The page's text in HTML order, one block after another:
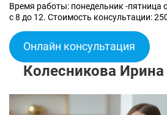
Время работы: понедельник -пятница
с 8 до 12. Стоимость консультации:
Онлайн консультация
Колесникова